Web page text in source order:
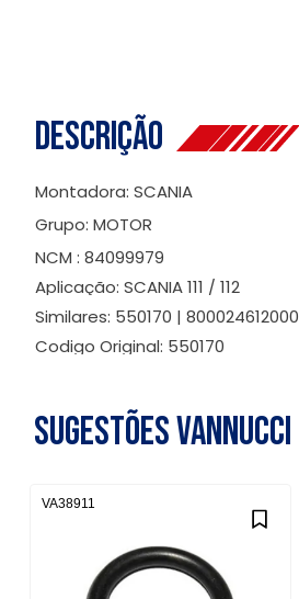
Descrição
Montadora: SCANIA
Grupo: MOTOR
NCM : 84099979
Aplicação: SCANIA 111 / 112
Similares: 550170 | 800024612000
Codigo Original: 550170
Sugestões Vannucci
VA38911